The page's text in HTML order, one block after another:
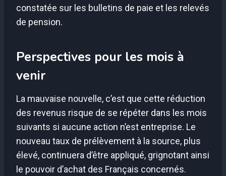
constatée sur les bulletins de paie et les relevés
de pension.
Perspectives pour les mois à
venir
La mauvaise nouvelle, c’est que cette réduction
des revenus risque de se répéter dans les mois
suivants si aucune action n’est entreprise. Le
nouveau taux de prélèvement à la source, plus
élevé, continuera d’être appliqué, grignotant ainsi
le pouvoir d’achat des Français concernés.